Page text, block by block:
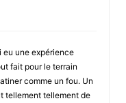
eu une expérience
fait pour le terrain
comme un fou. Un
tellement tellement de